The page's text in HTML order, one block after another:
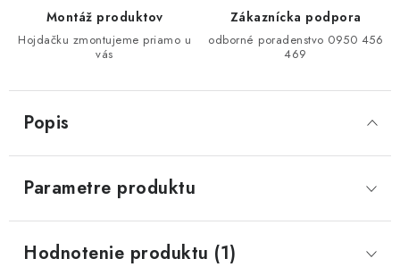
Montáž produktov
Hojdačku zmontujeme priamo u
vás
Zákaznícka podpora
odborné poradenstvo 0950 456
469
Popis
Parametre produktu
Hodnotenie produktu (1)